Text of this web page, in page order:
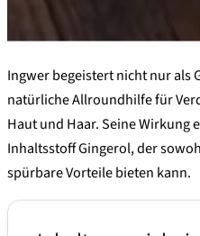
Ingwer begeistert nicht nur als
natürliche Allroundhilfe für
Haut und Haar. Seine Wirkung
Inhaltsstoff Gingerol, der
spürbare Vorteile bieten kann.